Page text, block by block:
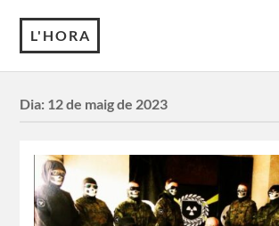
L'HORA
Dia: 12 de maig de 2023